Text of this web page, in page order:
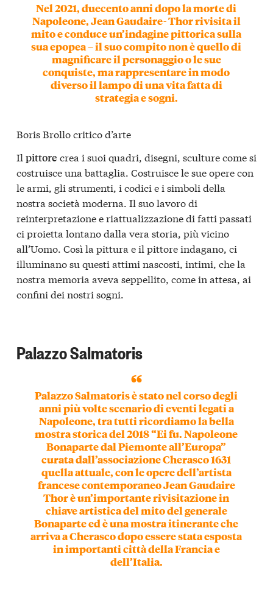
Nel 2021, duecento anni dopo la morte di
Napoleone, Jean Gaudaire- Thorrivisita il
mito e conduce un’indagine pittorica sulla
sua epopea– il suo compito non è quello di
magnificare il personaggio o le sue
conquiste, ma rappresentare in modo
diverso il lampo di una vita fatta di
strategia e sogni.
Boris Brollo critico d’arte
Il pittore crea i suoi quadri, disegni, sculture come si
costruisce una battaglia. Costruisce le sue opere con
le armi, gli strumenti, i codici e i simboli della
nostra società moderna. Il suo lavoro di
reinterpretazione e riattualizzazione di fatti passati
ci proietta lontano dalla vera storia, più vicino
all’Uomo. Così la pittura e il pittore indagano, ci
illuminano su questi attimi nascosti, intimi, che la
nostra memoria aveva seppellito, come in attesa, ai
confini dei nostri sogni.
Palazzo Salmatoris
Palazzo Salmatoris è stato nel corso degli
anni più voltescenario di eventi legati a
Napoleone,tra tutti ricordiamo la bella
mostra storica del 2018 “Ei fu. Napoleone
Bonaparte dal Piemonte all’Europa”
curata dall’associazione Cherasco 1631
quella attuale, con le opere dell’artista
francese contemporaneo Jean Gaudaire
Thor è un’importante rivisitazione in
chiave artistica del mito del generale
Bonaparte ed è una mostra itinerante che
arriva a Cherasco dopo essere stata esposta
in importanti città della Francia e
dell’Italia.